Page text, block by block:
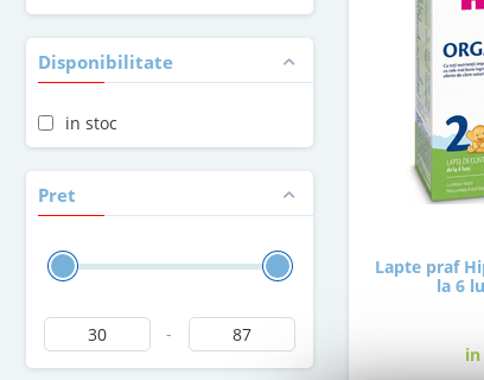
Disponibilitate
in stoc
Pret
-
Lapte praf
la 6